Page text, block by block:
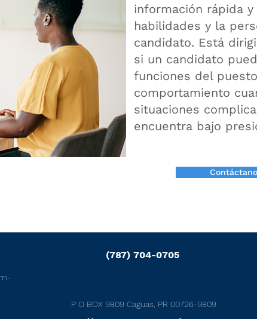
información rápida
habilidades y la
candidato. Está
si un candidato
funciones del
comportamiento
situaciones
encuentra bajo
(787) 704-0705
P O BOX 9809 Caguas, PR 00726-9809